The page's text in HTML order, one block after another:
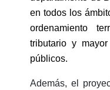
en todos los
ordenamiento
tributario y
públicos.
Además, el